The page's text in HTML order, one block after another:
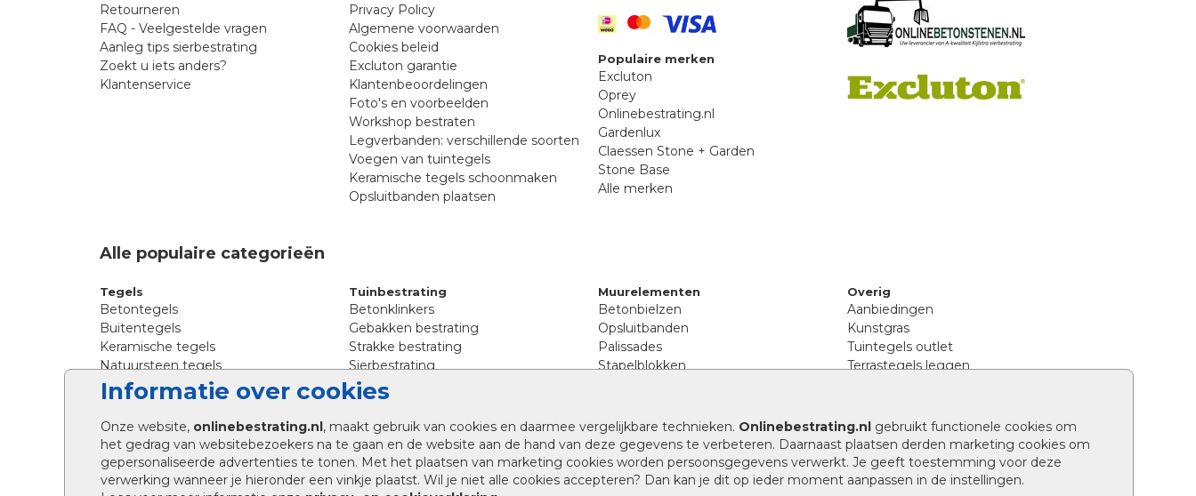
Informatie over cookies
Onze website, onlinebestrating.nl, maakt gebruik van cookies en daarmee vergelijkbare technieken. Onlinebestrating.nl gebruikt functionele cookies om
het gedrag van websitebezoekers na te gaan en de website aan de hand van deze gegevens te verbeteren. Daarnaast plaatsen derden marketing cookies om
gepersonaliseerde advertenties te tonen. Met het plaatsen van marketing cookies worden persoonsgegevens verwerkt. Je geeft toestemming voor deze
verwerking wanneer je hieronder een vinkje plaatst. Wil je niet alle cookies accepteren? Dan kan je dit op ieder moment aanpassen in de instellingen.
Retourneren
FAQ - Veelgestelde vragen
Aanleg tips sierbestrating
Zoekt u iets anders?
Klantenservice
Privacy Policy
Algemene voorwaarden
Cookies beleid
Excluton garantie
Klantenbeoordelingen
Foto's en voorbeelden
Workshop bestraten
Legverbanden: verschillende soorten
Voegen van tuintegels
Keramische tegels schoonmaken
Opsluitbanden plaatsen
Populaire merken
Excluton
Oprey
Onlinebestrating.nl
Gardenlux
Claessen Stone + Garden
Stone Base
Alle merken
Alle populaire categorieën
Tegels
Betontegels
Buitentegels
Keramische tegels
Natuursteen tegels
Siertegels
Stoeptegels
Straattegels
Terrastegels
Tuintegels
Tuinbestrating
Betonklinkers
Gebakken bestrating
Strakke bestrating
Sierbestrating
Straatklinkers
Straatstenen
Trommelstenen
Tuinstenen
Waalformaat
Wildverband bestrating
Muurelementen
Betonbielzen
Opsluitbanden
Palissades
Stapelblokken
Afwatering en diversen
Beplantings en betonelementen
Split, grind en zand
Oprit tegels
Overig
Aanbiedingen
Kunstgras
Tuintegels outlet
Terrastegels leggen
Legpatronen betonstenen
Hoe betonstenen onderhouden
Aanlegtips voor betonstenen
Verschil betontegels en keramische